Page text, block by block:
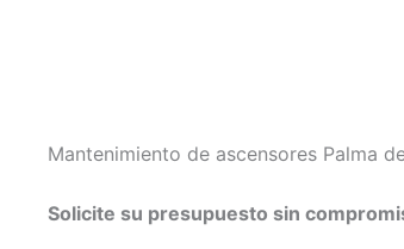
Mantenimiento de ascensores Palma
Solicite su presupuesto sin